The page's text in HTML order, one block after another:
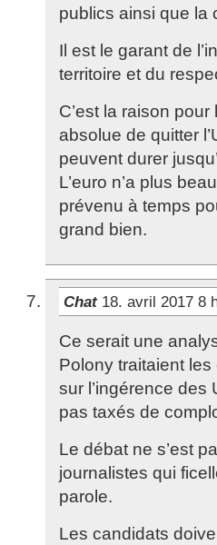
publics ainsi que la
Il est le garant de
territoire et du
C’est la raison
absolue de quitter
peuvent durer
L’euro n’a plus
prévenu à temps
grand bien.
Chat 18. avril 2017 8
Ce serait une
Polony traitaient les
sur l’ingérence des
pas taxés de
Le débat ne s’est
journalistes qui
parole.
Les candidats